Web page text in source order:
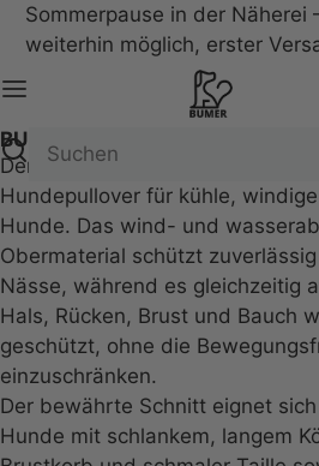
Sommerpause in der Näherei
weiterhin möglich, erster
BUMER SOFTSHELL
Der BumerPulli Softshell ist ein
Hundepullover für kühle,
Hunde. Das wind- und
Obermaterial schützt
Nässe, während es gleichzeitig
Hals, Rücken, Brust und Bauch
geschützt, ohne die
einzuschränken.
Der bewährte Schnitt eignet
Hunde mit schlankem, langem